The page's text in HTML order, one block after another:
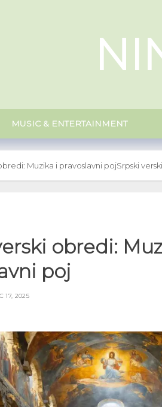
MUSIC & ENTERTAINMENT
Muzika i pravoslavni pojSrpski
obredi:
poj
17, 2025